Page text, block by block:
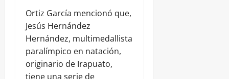
Ortiz García mencionó que,
Jesús Hernández
Hernández, multimedallista
paralímpico en natación,
originario de Irapuato,
tiene una serie de